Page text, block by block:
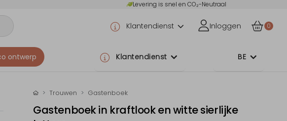
Levering is snel en CO₂-Neutraal
Klantendienst Inloggen 0
ontwerp Klantendienst BE
Trouwen Gastenboek
Gastenboek in kraftlook en witte sierlijke